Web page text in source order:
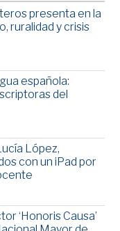
presenta en la
ruralidad y crisis
española:
del
López,
con un iPad por
‘Honoris Causa’